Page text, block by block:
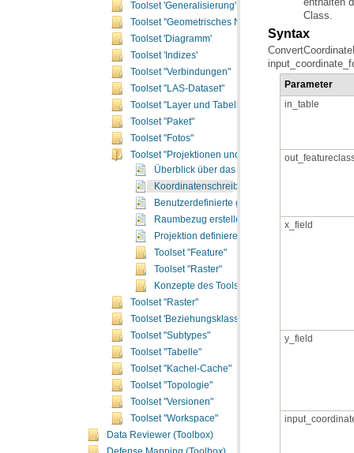
Toolset 'Generalisierung'
Toolset "Geometrisches Netzwerk"
Toolset 'Diagramm'
Toolset 'Indizes'
Toolset "Verbindungen"
Toolset "LAS-Dataset"
Toolset "Layer und Tabellensichten"
Toolset "Paket"
Toolset "Fotos"
Toolset "Projektionen und Transformationen"
Überblick über das Toolset "Projektionen und
Koordinatenschreibweise konvertieren
Benutzerdefinierte geographische
Raumbezug erstellen
Projektion definieren
Toolset "Feature"
Toolset "Raster"
Konzepte des Toolsets "Projektionen und
Toolset "Raster"
Toolset 'Beziehungsklassen'
Toolset "Subtypes"
Toolset "Tabelle"
Toolset "Kachel-Cache"
Toolset "Topologie"
Toolset "Versionen"
Toolset "Workspace"
Data Reviewer (Toolbox)
Class.
Syntax
Parameter
in_table
x_field
y_field